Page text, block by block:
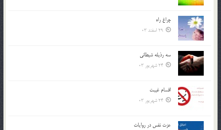
چراغ راه
29 اسفند 03
سه رذیله شیطانی
24 شهریور 03
اقسام غيبت
24 شهریور 03
عزت نفس در روايات